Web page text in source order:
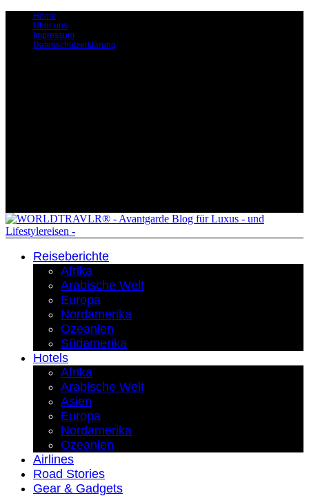
Home
Über uns
Impressum
Datenschutzerklärung
Reiseberichte
Afrika
Arabische Welt
Europa
Nordamerika
Ozeanien
Südamerika
Hotels
Afrika
Arabische Welt
Asien
Europa
Nordamerika
Ozeanien
Airlines
Road Stories
Gear & Gadgets